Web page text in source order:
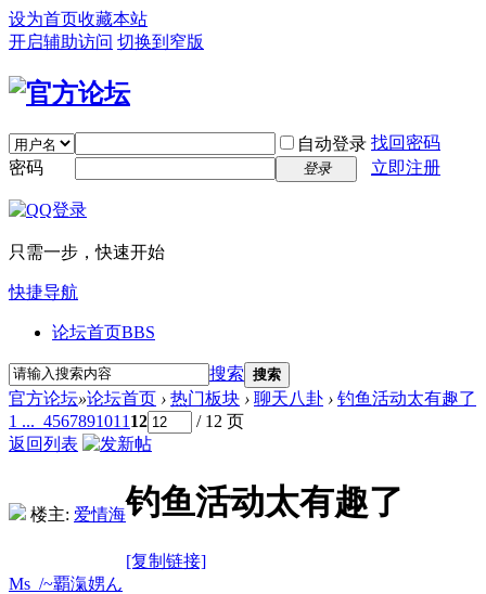
设为首页收藏本站
开启辅助访问 切换到窄版
自动登录 找回密码
密码
登录 立即注册
只需一步，快速开始
快捷导航
论坛首页BBS
搜索 搜索
官方论坛»论坛首页 › 热门板块 › 聊天八卦 › 钓鱼活动太有趣了
1 ... 4567891011 12
/ 12 页
返回列表
楼主: 爱情海钓鱼活动太有趣了
[复制链接]
Ms_/~覇滊娚ん